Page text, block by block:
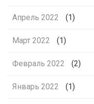
Апрель 2022 (1)
Март 2022 (1)
Февраль 2022 (2)
Январь 2022 (1)